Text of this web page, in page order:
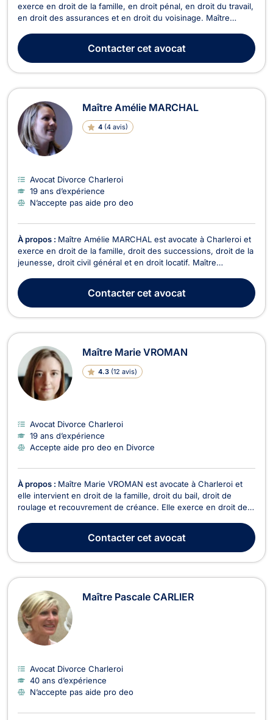
exerce en droit de la famille, en droit pénal, en droit du travail,
en droit des assurances et en droit du voisinage. Maître
des divorces à l'amiable ou contentieux, en matière de
cohabitation légale, de droit de ...
Contactercet avocat
Maître Amélie MARCHAL
4 (4 avis)
Avocat Divorce Charleroi
19 ans d’expérience
N’accepte pas aide pro deo
À propos : Maître Amélie MARCHAL est avocate à Charleroi et
exerce en droit de la famille, droit des successions, droit de la
jeunesse, droit civil général et en droit locatif. Maître
Baudouaine 221 C à Chimay (6464). En droit de la famille,
Maître Amélie MARCHAL s’occupe des ...
Contactercet avocat
Maître Marie VROMAN
4.3 (12 avis)
Avocat Divorce Charleroi
19 ans d’expérience
Accepte aide pro deo en Divorce
À propos : Maître Marie VROMAN est avocate à Charleroi et
elle intervient en droit de la famille, droit du bail, droit de
roulage et recouvrement de créance. Elle exerce en droit de
séparation, les régimes matrimoniaux, la cohabitation légale,
l’autorité parentale, le droi...
Contactercet avocat
Maître Pascale CARLIER
Avocat Divorce Charleroi
40 ans d’expérience
N’accepte pas aide pro deo